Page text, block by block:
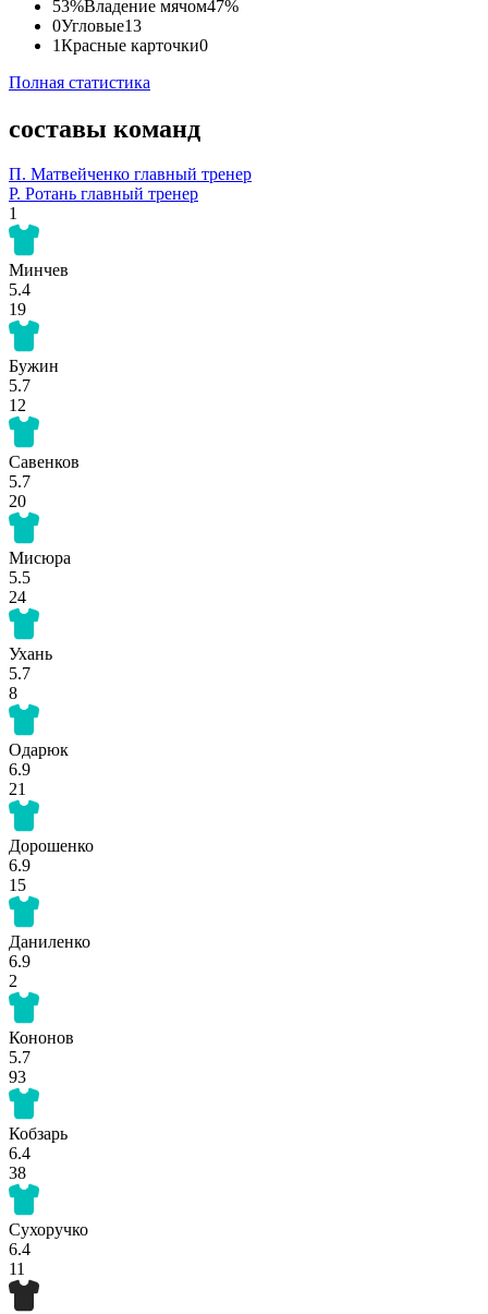
53%Владение мячом47%
0Угловые13
1Красные карточки0
Полная статистика
составы команд
П. Матвейченко главный тренер
Р. Ротань главный тренер
1
Минчев
5.4
19
Бужин
5.7
12
Савенков
5.7
20
Мисюра
5.5
24
Ухань
5.7
8
Одарюк
6.9
21
Дорошенко
6.9
15
Даниленко
6.9
2
Кононов
5.7
93
Кобзарь
6.4
38
Сухоручко
6.4
11